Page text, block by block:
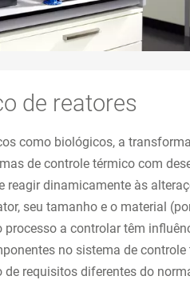
de reatores
como biológicos, a
de controle térmico com
reagir dinamicamente às
seu tamanho e o material
a controlar têm
no sistema de
requisitos diferentes do